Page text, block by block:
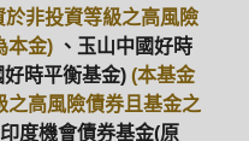
非投資等級之高風險
本金) 、玉山中國好時
時平衡基金) (本基金
之高風險債券且基金之
度機會債券基金(原